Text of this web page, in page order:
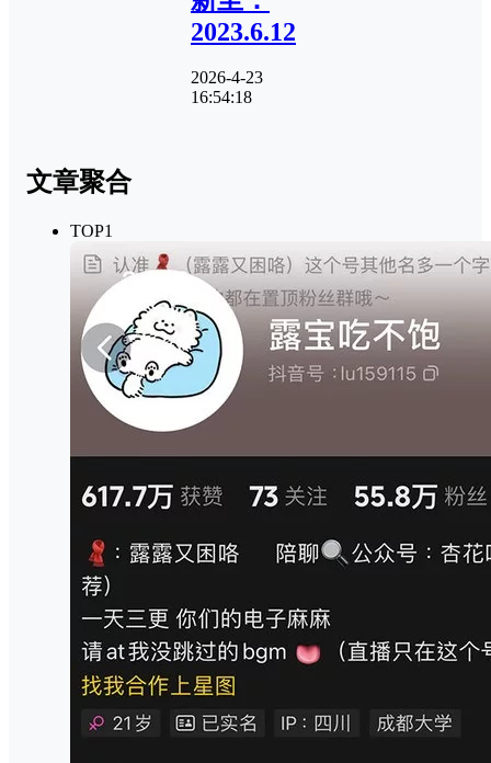
2023.6.12
2026-4-23
16:54:18
文章聚合
TOP1